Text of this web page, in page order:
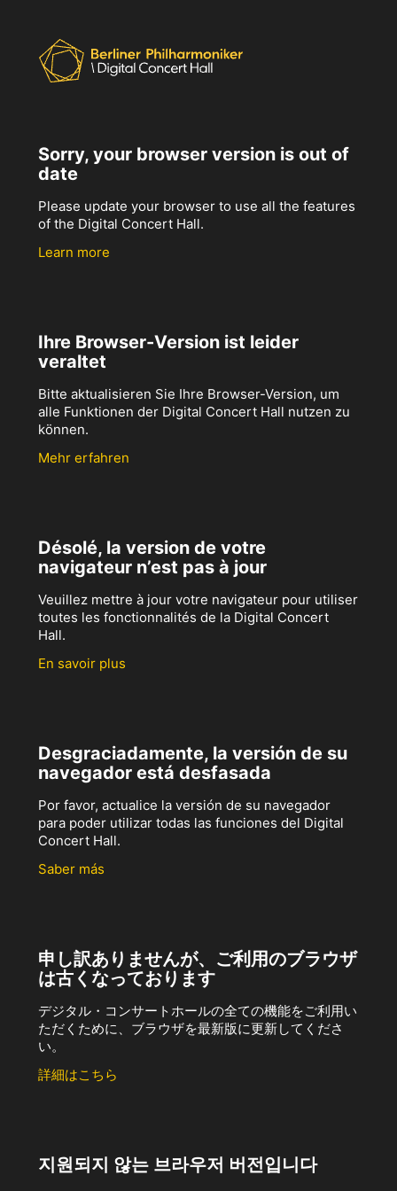
Sorry, your browser version is out of
date
Please update your browser to use all the features
of the Digital Concert Hall.
Learn more
Ihre Browser-Version ist leider
veraltet
Bitte aktualisieren Sie Ihre Browser-Version, um
alle Funktionen der Digital Concert Hall nutzen zu
können.
Mehr erfahren
Désolé, la version de votre
navigateur n’est pas à jour
Veuillez mettre à jour votre navigateur pour utiliser
toutes les fonctionnalités de la Digital Concert
Hall.
En savoir plus
Desgraciadamente, la versión de su
navegador está desfasada
Por favor, actualice la versión de su navegador
para poder utilizar todas las funciones del Digital
Concert Hall.
Saber más
申し訳ありませんが、ご利用のブラウザ
は古くなっております
デジタル・コンサートホールの全ての機能をご利用い
ただくために、ブラウザを最新版に更新してくださ
い。
詳細はこちら
지원되지 않는 브라우저 버전입니다